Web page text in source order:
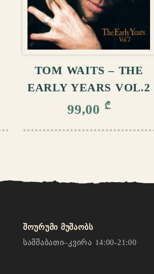
ᲙᲐᲚᲐᲗᲐᲨᲘ ᲓᲐᲛᲐᲢᲔᲑᲐ
TOM WAITS – THE
EARLY YEARS VOL.2
99,00 ₾
შოურუმი მუშაობს
სამშაბათი–კვირა 14:00-21:00